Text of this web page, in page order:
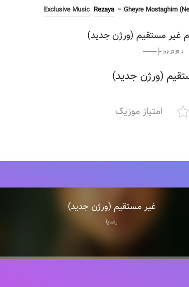
Exclusive Music Rezaya – Gheyre Mostaghim
غیر مستقیم (ورژن جدید)
───┤ ♩♬♫♪♭
(ورژن جدید)
امتیاز موزیک
غیر مستقیم (ورژن جدید)
رضایا